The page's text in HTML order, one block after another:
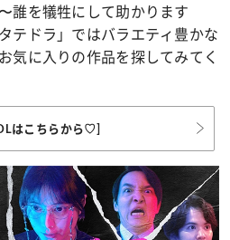
誰を犠牲にして助かります
テドラ」ではバラエティ豊かな
気に入りの作品を探してみてく
はこちらから♡]